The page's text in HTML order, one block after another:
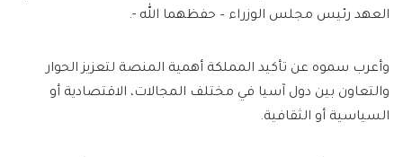
العهد رئيس مجلس الوزراء – حفظهما الله -.
وأعرب سموه عن تأكيد المملكة أهمية المنصة لتعزيز الحوار
والتعاون بين دول آسيا في مختلف المجالات، الاقتصادية أو
السياسية أو الثقافية.